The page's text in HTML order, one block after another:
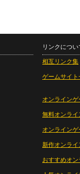
リンクについ
相互リンク集
ゲームサイト
オンラインゲ
無料オンライ
オンライン
新作オンライ
おすすめオ